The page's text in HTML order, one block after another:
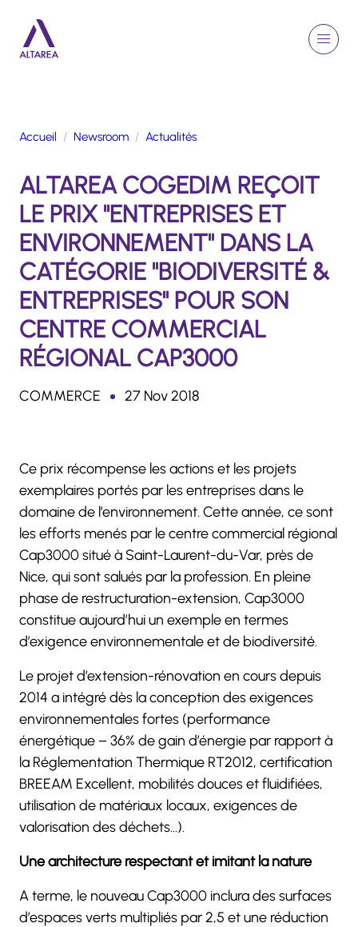
Menu
ACTIVITÉS
ENGAGEMENTS
TALENTS
FINANCE
NEWSROOM
PORTFOLIO
Rechercher
Accueil Newsroom Actualités
ALTAREA COGEDIM REÇOIT
LE PRIX "ENTREPRISES ET
ENVIRONNEMENT" DANS LA
CATÉGORIE "BIODIVERSITÉ &
ENTREPRISES" POUR SON
CENTRE COMMERCIAL
RÉGIONAL CAP3000
COMMERCE 27 Nov 2018
Ce prix récompense les actions et les projets
exemplaires portés par les entreprises dans le
domaine de l’environnement. Cette année, ce sont
les efforts menés par le centre commercial régional
Cap3000 situé à Saint-Laurent-du-Var, près de
Nice, qui sont salués par la profession. En pleine
phase de restructuration-extension, Cap3000
constitue aujourd’hui un exemple en termes
d’exigence environnementale et de biodiversité.
Le projet d’extension-rénovation en cours depuis
2014 a intégré dès la conception des exigences
environnementales fortes (performance
énergétique – 36% de gain d’énergie par rapport à
la Réglementation Thermique RT2012, certification
BREEAM Excellent, mobilités douces et fluidifiées,
utilisation de matériaux locaux, exigences de
valorisation des déchets…).
Une architecture respectant et imitant la nature
A terme, le nouveau Cap3000 inclura des surfaces
d’espaces verts multipliés par 2,5 et une réduction